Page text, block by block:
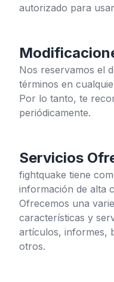
autorizado para
Nos reservamos el
términos en
Por lo tanto, te
periódicamente.
Servicios
fightquake tiene
información de alta
Ofrecemos una
características y
artículos, informes,
otros.